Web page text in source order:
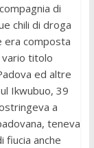
di
chili di droga
era composta
vario titolo
ed altre
Ikwubuo, 39
a
teneva
fiucia anche